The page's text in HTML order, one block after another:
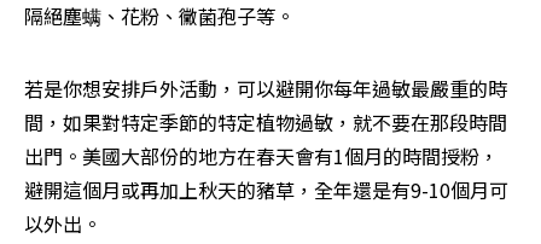
隔絕塵螨、花粉、黴菌孢子等。
若是你想安排戶外活動，可以避開你每年過敏最嚴重的時
間，如果對特定季節的特定植物過敏，就不要在那段時間
出門。美國大部份的地方在春天會有1個月的時間授粉，
避開這個月或再加上秋天的豬草，全年還是有9-10個月可
以外出。